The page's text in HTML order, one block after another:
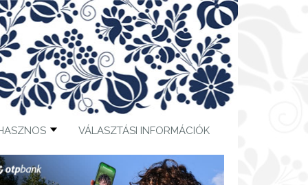
VÁLASZTÁSI INFORMÁCIÓK